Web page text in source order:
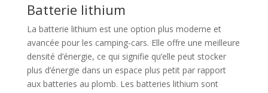
Batterie lithium
La batterie lithium est une option plus moderne et
avancée pour les camping-cars. Elle offre une meilleure
densité d’énergie, ce qui signifie qu’elle peut stocker
plus d’énergie dans un espace plus petit par rapport
aux batteries au plomb. Les batteries lithium sont